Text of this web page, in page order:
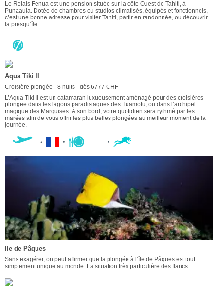
Le Relais Fenua est une pension située sur la côte Ouest de Tahiti, à
Punaauia. Dotée de chambres ou studios climatisés, équipés et fonctionnels,
c’est une bonne adresse pour visiter Tahiti, partir en randonnée, ou découvrir
la presqu’île.
Aqua Tiki II
Croisière plongée - 8 nuits - dès 6777 CHF
L’Aqua Tiki II est un catamaran luxueusement aménagé pour des croisières
plongée dans les lagons paradisiaques des Tuamotu, ou dans l’archipel
magique des Marquises. À son bord, votre quotidien sera rythmé par les
marées afin de vous offrir les plus belles plongées au meilleur moment de la
journée.
Ile de Pâques
Sans exagérer, on peut affirmer que la plongée à l’île de Pâques est tout
simplement unique au monde. La situation très particulière des flancs ...